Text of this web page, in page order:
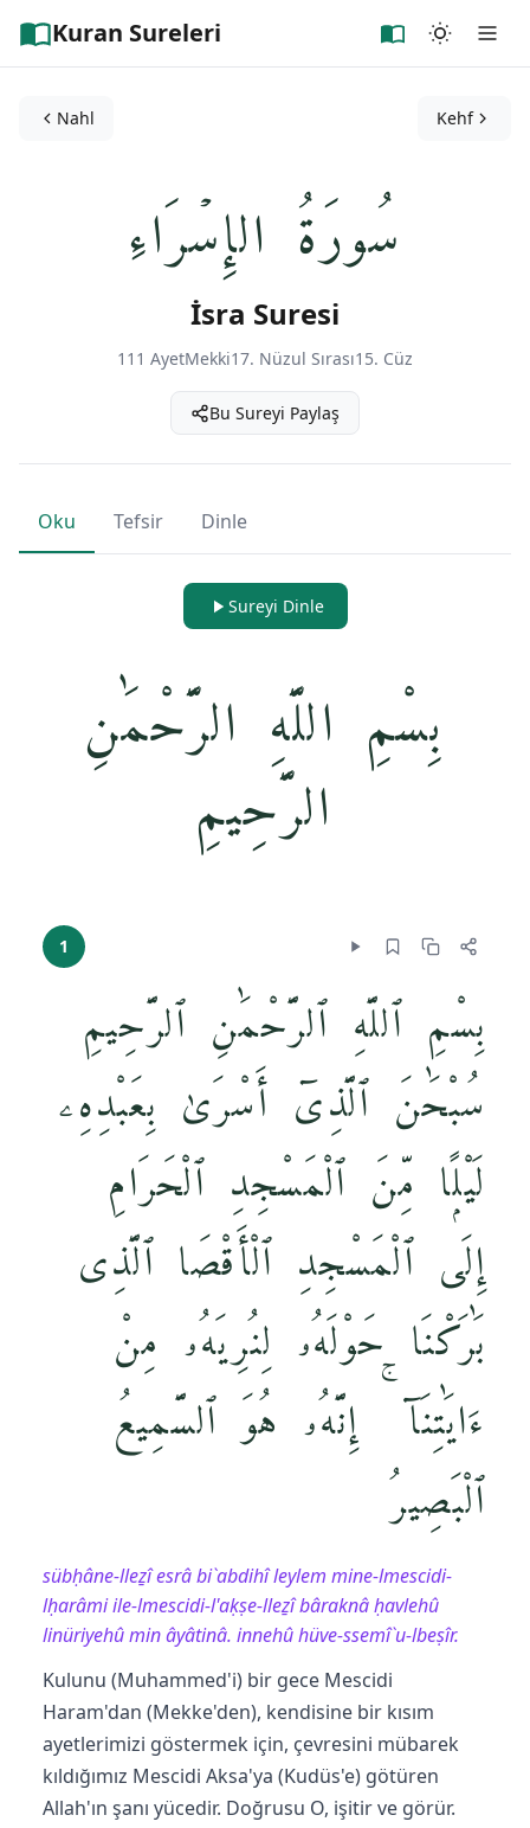
Kuran Sureleri
Nahl Kehf
سُورَةُ الإِسۡرَاءِ
İsra Suresi
111 AyetMekki17. Nüzul Sırası15. Cüz
Bu Sureyi Paylaş
Oku Tefsir Dinle
Sureyi Dinle
بِسْمِ اللَّهِ الرَّحْمَٰنِ
الرَّحِيمِ
1
بِسْمِ ٱللَّهِ ٱلرَّحْمَٰنِ ٱلرَّحِيمِ
سُبْحَٰنَ ٱلَّذِىٓ أَسْرَىٰ بِعَبْدِهِۦ
لَيْلًۭا مِّنَ ٱلْمَسْجِدِ ٱلْحَرَامِ
إِلَى ٱلْمَسْجِدِ ٱلْأَقْصَا ٱلَّذِى
بَٰرَكْنَا حَوْلَهُۥ لِنُرِيَهُۥ مِنْ
ءَايَٰتِنَآ ۚ إِنَّهُۥ هُوَ ٱلسَّمِيعُ
ٱلْبَصِيرُ
sübḥâne-lleẕî esrâ bi`abdihî leylem mine-lmescidi-
lḥarâmi ile-lmescidi-l'aḳṣe-lleẕî bâraknâ ḥavlehû
linüriyehû min âyâtinâ. innehû hüve-ssemî`u-lbeṣîr.
Kulunu (Muhammed'i) bir gece Mescidi
Haram'dan (Mekke'den), kendisine bir kısım
ayetlerimizi göstermek için, çevresini mübarek
kıldığımız Mescidi Aksa'ya (Kudüs'e) götüren
Allah'ın şanı yücedir. Doğrusu O, işitir ve görür.